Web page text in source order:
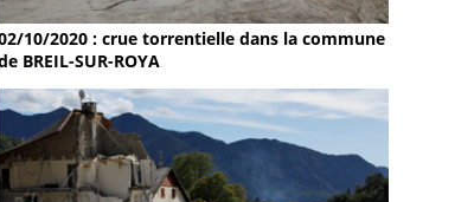
10/2020 : crue torrentielle dans la commune
BREIL-SUR-ROYA